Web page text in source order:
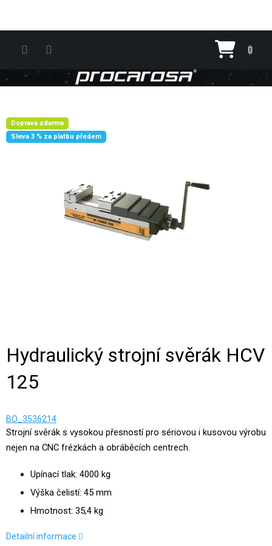
Doprava zdarma
Sleva 3 % za platbu předem
Hydraulický strojní svěrák HCV
125
BO_3536214
Strojní svěrák s vysokou přesností pro sériovou i kusovou výrobu
nejen na CNC frézkách a obráběcích centrech.
Upínací tlak: 4000 kg
Výška čelistí: 45 mm
Hmotnost: 35,4 kg
Detailní informace